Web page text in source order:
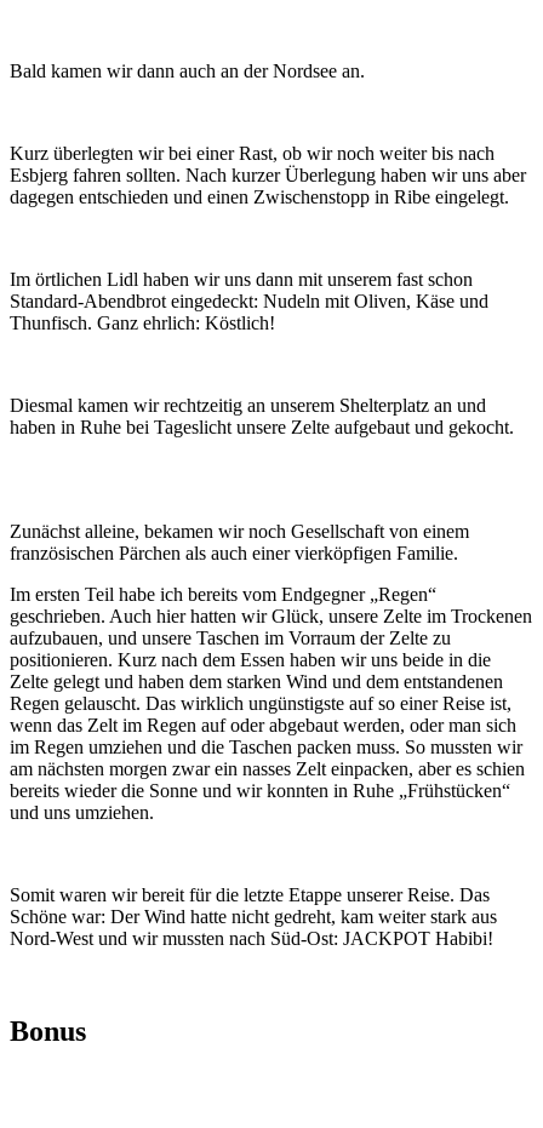
Bald kamen wir dann auch an der Nordsee an.
Kurz überlegten wir bei einer Rast, ob wir noch weiter bis nach
Esbjerg fahren sollten. Nach kurzer Überlegung haben wir uns aber
dagegen entschieden und einen Zwischenstopp in Ribe eingelegt.
Im örtlichen Lidl haben wir uns dann mit unserem fast schon
Standard-Abendbrot eingedeckt: Nudeln mit Oliven, Käse und
Thunfisch. Ganz ehrlich: Köstlich!
Diesmal kamen wir rechtzeitig an unserem Shelterplatz an und
haben in Ruhe bei Tageslicht unsere Zelte aufgebaut und gekocht.
Zunächst alleine, bekamen wir noch Gesellschaft von einem
französischen Pärchen als auch einer vierköpfigen Familie.
Im ersten Teil habe ich bereits vom Endgegner „Regen“
geschrieben. Auch hier hatten wir Glück, unsere Zelte im Trockenen
aufzubauen, und unsere Taschen im Vorraum der Zelte zu
positionieren. Kurz nach dem Essen haben wir uns beide in die
Zelte gelegt und haben dem starken Wind und dem entstandenen
Regen gelauscht. Das wirklich ungünstigste auf so einer Reise ist,
wenn das Zelt im Regen auf oder abgebaut werden, oder man sich
im Regen umziehen und die Taschen packen muss. So mussten wir
am nächsten morgen zwar ein nasses Zelt einpacken, aber es schien
bereits wieder die Sonne und wir konnten in Ruhe „Frühstücken“
und uns umziehen.
Somit waren wir bereit für die letzte Etappe unserer Reise. Das
Schöne war: Der Wind hatte nicht gedreht, kam weiter stark aus
Nord-West und wir mussten nach Süd-Ost: JACKPOT Habibi!
Bonus